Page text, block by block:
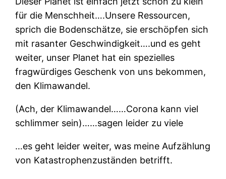
für die Menschheit….Unsere Ressourcen,
sprich die Bodenschätze, sie erschöpfen sich
mit rasanter Geschwindigkeit….und es geht
weiter, unser Planet hat ein spezielles
fragwürdiges Geschenk von uns bekommen,
den Klimawandel.
(Ach, der Klimawandel……Corona kann viel
schlimmer sein)……sagen leider zu viele
…es geht leider weiter, was meine Aufzählung
von Katastrophenzuständen betrifft.